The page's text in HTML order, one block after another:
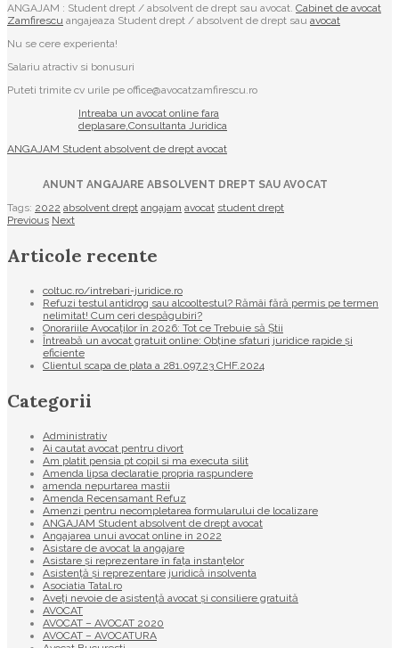
ANGAJAM : Student drept / absolvent de drept sau avocat. Cabinet de avocat
Zamfirescu angajeaza Student drept / absolvent de drept sau avocat
Nu se cere experienta!
Salariu atractiv si bonusuri
Puteti trimite cv urile pe office@avocatzamfirescu.ro
Intreaba un avocat online fara
deplasare,Consultanta Juridica
ANGAJAM Student absolvent de drept avocat
ANUNT ANGAJARE ABSOLVENT DREPT SAU AVOCAT
Tags: 2022 absolvent drept angajam avocat student drept
Previous Next
Articole recente
coltuc.ro/intrebari-juridice.ro
Refuzi testul antidrog sau alcooltestul? Rămâi fără permis pe termen
nelimitat! Cum ceri despăgubiri?
Onorariile Avocaților în 2026: Tot ce Trebuie să Știi
Întreabă un avocat gratuit online: Obține sfaturi juridice rapide și
eficiente
Clientul scapa de plata a 281.097,23 CHF.2024
Categorii
Administrativ
Ai cautat avocat pentru divort
Am platit pensia pt copil si ma executa silit
Amenda lipsa declaratie propria raspundere
amenda nepurtarea mastii
Amenda Recensamant Refuz
Amenzi pentru necompletarea formularului de localizare
ANGAJAM Student absolvent de drept avocat
Angajarea unui avocat online in 2022
Asistare de avocat la angajare
Asistare și reprezentare în fața instanțelor
Asistență și reprezentare juridică insolventa
Asociatia Tatal.ro
Aveţi nevoie de asistenţă avocat şi consiliere gratuită
AVOCAT
AVOCAT – AVOCAT 2020
AVOCAT – AVOCATURA